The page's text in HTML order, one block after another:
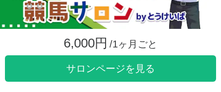
6,000円 /1ヶ月ごと
サロンページを見る